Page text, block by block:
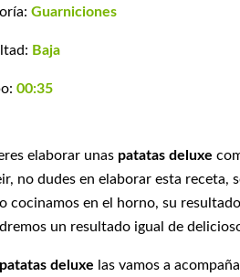
Guarniciones
Baja
00:35
elaborar unas patatas deluxe
no dudes en elaborar esta receta,
cocinamos en el horno, su
un resultado igual de
patatas deluxe las vamos a